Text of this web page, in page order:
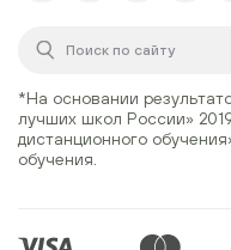
*На основании
лучших школ России»
дистанционного
обучения.